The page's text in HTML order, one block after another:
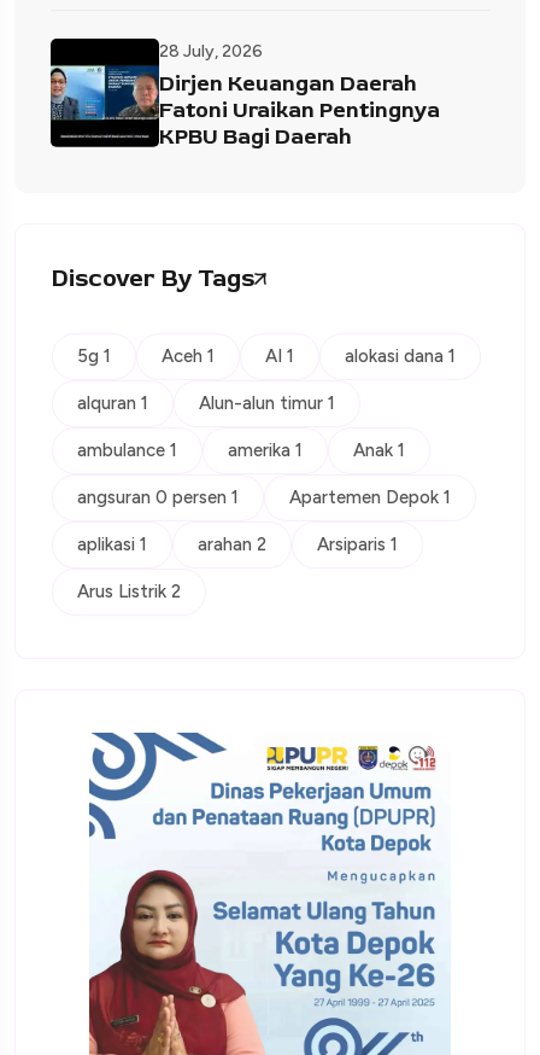
28 July, 2026
Dirjen Keuangan Daerah
Fatoni Uraikan Pentingnya
KPBU Bagi Daerah
Discover By Tags
5g 1 Aceh 1 AI 1 alokasi dana 1
alquran 1 Alun-alun timur 1
ambulance 1 amerika 1 Anak 1
angsuran 0 persen 1 Apartemen Depok 1
aplikasi 1 arahan 2 Arsiparis 1
Arus Listrik 2